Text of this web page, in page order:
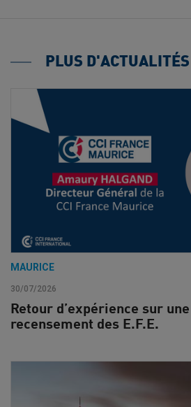
PLUS D'ACTUALITÉS
MAURICE
30/07/2026
Retour d’expérience sur
recensement des E.F.E.